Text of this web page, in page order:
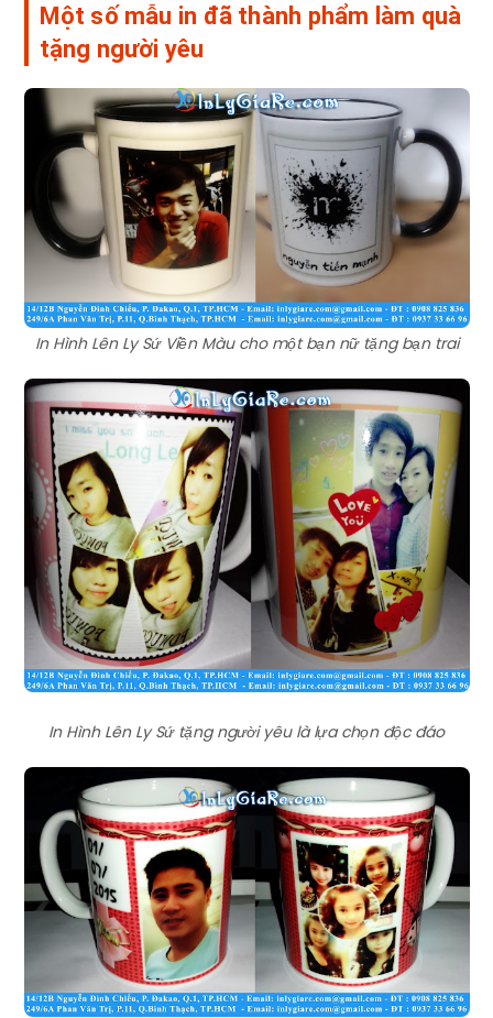
Một số mẫu in đã thành phẩm làm quà
tặng người yêu
In Hình Lên Ly Sứ Viền Màu cho một bạn nữ tặng bạn trai
In Hình Lên Ly Sứ tặng người yêu là lựa chọn độc đáo